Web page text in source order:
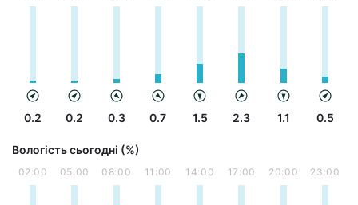
0.2 0.2 0.3 0.7 1.5 2.3 1.1 0.5
Вологість сьогодні (%)
02:00 05:00 08:00 11:00 14:00 17:00 20:00 23:00